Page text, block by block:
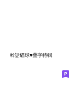
幹話貓球♥疊字特輯